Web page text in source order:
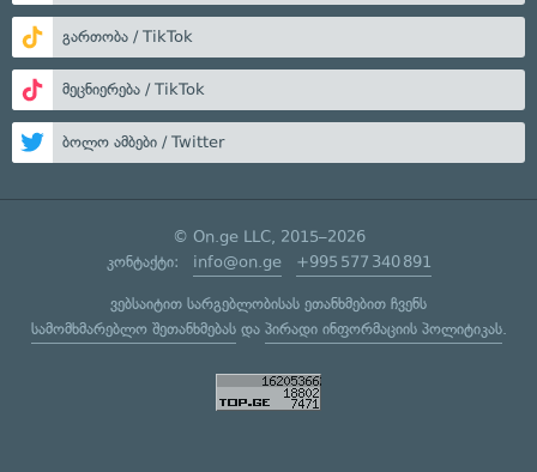
გართობა / TikTok
მეცნიერება / TikTok
ბოლო ამბები / Twitter
© On.ge LLC, 2015–2026
კონტაქტი: info@on.ge +995 577 340 891
ვებსაიტით სარგებლობისას ეთანხმებით ჩვენს
სამომხმარებლო შეთანხმებასდა პირადი ინფორმაციის პოლიტიკას.